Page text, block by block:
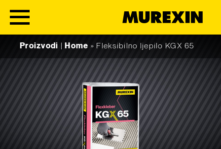
Proizvodi
Home » Fleksibilno ljepilo KGX 65